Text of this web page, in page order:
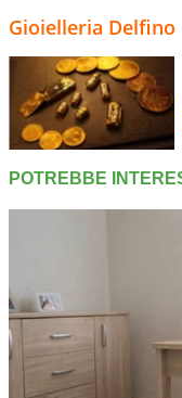
Gioielleria Delfino